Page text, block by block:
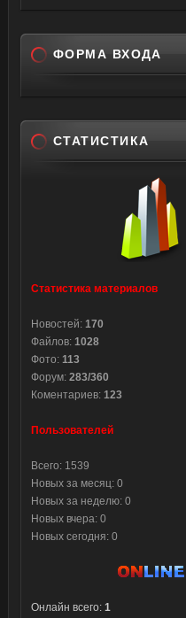
ФОРМА ВХОДА
СТАТИСТИКА
Статистика материалов
Новостей: 170
Файлов: 1028
Фото: 113
Форум: 283/360
Коментариев: 123
Пользователей
Всего: 1539
Новых за месяц: 0
Новых за неделю: 0
Новых вчера: 0
Новых сегодня: 0
Онлайн всего: 1